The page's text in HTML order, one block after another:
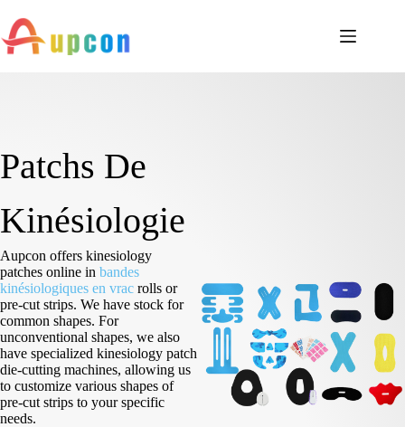
Patchs De
Kinésiologie
Aupcon offers kinesiology
patches online in bandes
kinésiologiques en vrac rolls or
pre-cut strips. We have stock for
common shapes. For
unconventional shapes, we also
have specialized kinesiology patch
die-cutting machines, allowing us
to customize various shapes of
pre-cut strips to your specific
needs.